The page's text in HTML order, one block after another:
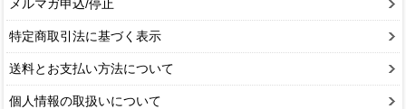
メルマガ申込/停止
特定商取引法に基づく表示
送料とお支払い方法について
個人情報の取扱いについて